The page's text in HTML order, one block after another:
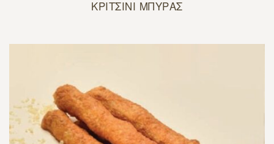
ΚΡΙΤΣΙΝΙ ΜΠΥΡΑΣ